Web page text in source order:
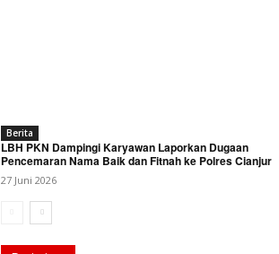
Berita
LBH PKN Dampingi Karyawan Laporkan Dugaan
Pencemaran Nama Baik dan Fitnah ke Polres Cianjur
27 Juni 2026